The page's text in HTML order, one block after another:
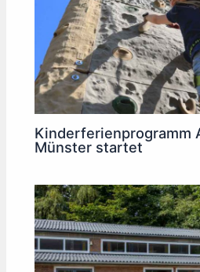
Kinderferienprogramm
Münster startet